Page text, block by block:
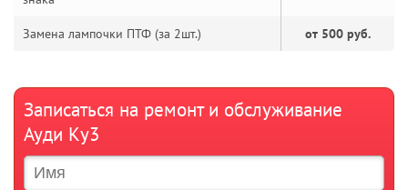
Замена лампочки ПТФ (за 2шт.) от 500 руб.
Записаться на ремонт и обслуживание
Ауди Ку3